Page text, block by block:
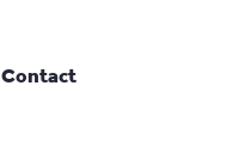
Contact